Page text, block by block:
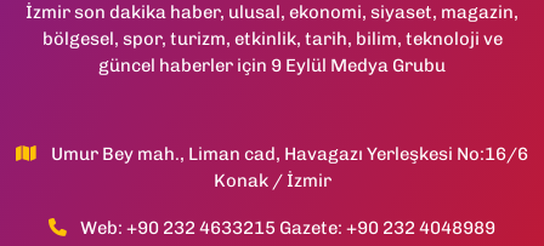
İzmir son dakika haber, ulusal, ekonomi, siyaset, magazin,
bölgesel, spor, turizm, etkinlik, tarih, bilim, teknoloji ve
güncel haberler için 9 Eylül Medya Grubu
Umur Bey mah., Liman cad, Havagazı Yerleşkesi No:16/6
Konak / İzmir
Web: +90 232 4633215 Gazete: +90 232 4048989